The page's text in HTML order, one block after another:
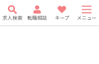
求人検索 転職相談 キープ メニュー